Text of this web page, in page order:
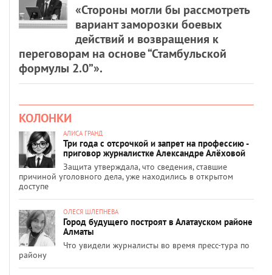
«Стороны могли бы рассмотреть
вариант заморозки боевых
действий и возвращения к
переговорам на основе “Стамбульской
формулы 2.0”».
КОЛОНКИ
АЛИСА ГРАНД
Три года с отсрочкой и запрет на профессию -
приговор журналистке Александре Алёховой
Защита утверждала, что сведения, ставшие
причиной уголовного дела, уже находились в открытом
доступе
ОЛЕСЯ ШЛЕПНЕВА
Город будущего построят в Алатауском районе
Алматы
Что увидели журналисты во время пресс-тура по
району